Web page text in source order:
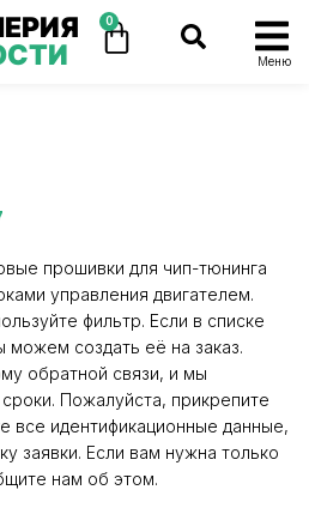
0
Меню
прошивки для чип-тюнинга
управления двигателем.
фильтр. Если в списке
создать её на заказ.
обратной связи, и мы
Пожалуйста, прикрепите
все идентификационные данные,
заявки. Если вам нужна только
нам об этом.